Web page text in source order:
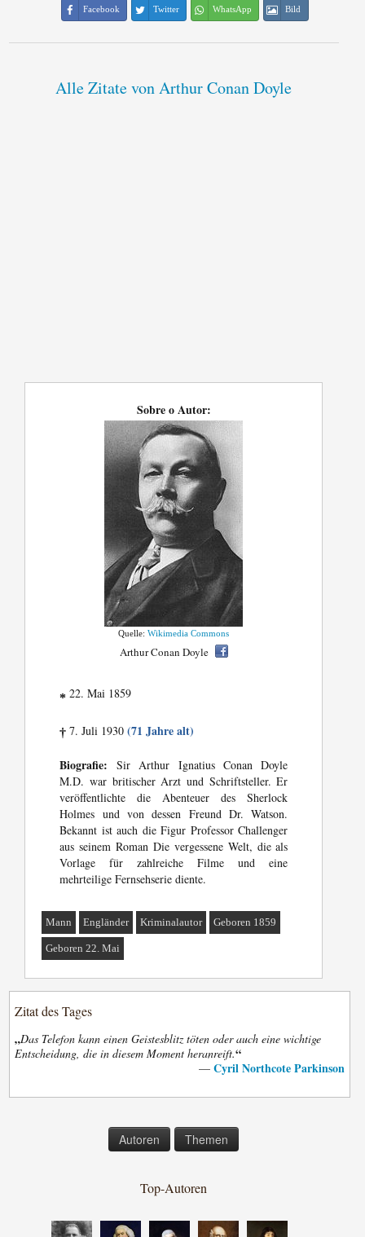
Facebook Twitter WhatsApp Bild
Alle Zitate von Arthur Conan Doyle
Sobre o Autor:
Quelle:Wikimedia Commons
Arthur Conan Doyle
* 22. Mai 1859
† 7. Juli 1930(71 Jahre alt)
Biografie: Sir Arthur Ignatius Conan Doyle
M.D. war britischer Arzt und Schriftsteller. Er
veröffentlichte die Abenteuer des Sherlock
Holmes und von dessen Freund Dr. Watson.
Bekannt ist auch die Figur Professor Challenger
aus seinem Roman Die vergessene Welt, die als
Vorlage für zahlreiche Filme und eine
mehrteilige Fernsehserie diente.
Mann Engländer Kriminalautor Geboren 1859
Geboren 22. Mai
Zitat des Tages
„Das Telefon kann einen Geistesblitz töten oder auch eine wichtige
Entscheidung, die in diesem Moment heranreift.“
— Cyril Northcote Parkinson
Autoren Themen
Top-Autoren